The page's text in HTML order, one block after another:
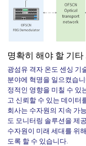
명확히 해야 할 기타
광섬유 격자 온도 센싱 기
분야에 혁명을 일으켰습
정적인 영향을 미칠 수 있
고 신뢰할 수 있는 데이터
회사는 수자원의 지속 가
도 모니터링 솔루션을 제
수자원이 미래 세대를 위
도록 할 수 있습니다.